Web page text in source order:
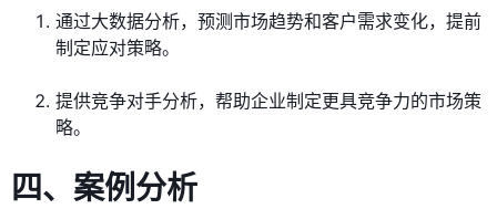
通过大数据分析，预测市场趋势和客户需求变化，提前
制定应对策略。
提供竞争对手分析，帮助企业制定更具竞争力的市场策
略。
四、案例分析